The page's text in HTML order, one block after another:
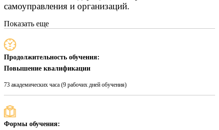
самоуправления и организаций.
Показать еще
Продолжительность обучения:
Повышение квалификации
73 академических часа (9 рабочих дней обучения)
Формы обучения: